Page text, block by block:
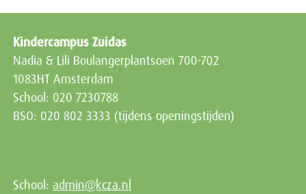
Kindercampus Zuidas
Nadia & Lili Boulangerplantsoen 700-702
1083HT Amsterdam
School: 020 7230788
BSO: 020 802 3333 (tijdens openingstijden)
School: admin@kcza.nl